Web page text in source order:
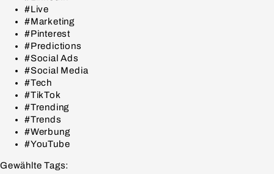
#Live
#Marketing
#Pinterest
#Predictions
#Social Ads
#Social Media
#Tech
#TikTok
#Trending
#Trends
#Werbung
#YouTube
Gewählte Tags: